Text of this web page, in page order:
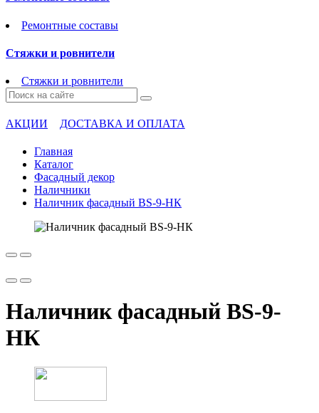
Ремонтные составы
Стяжки и ровнители
Стяжки и ровнители
АКЦИИ ДОСТАВКА И ОПЛАТА
Главная
Каталог
Фасадный декор
Наличники
Наличник фасадный BS-9-НК
Наличник фасадный BS-9-
НК